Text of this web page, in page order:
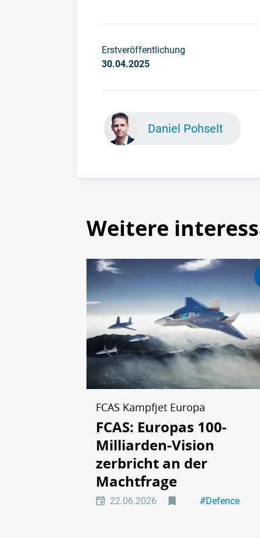
Erstveröffentlichung
30.04.2025
Daniel Pohselt
Weitere
FCAS Kampfjet Europa
FCAS: Europas 100-
Milliarden-Vision
zerbricht an der
Machtfrage
22.06.2026 #Defence